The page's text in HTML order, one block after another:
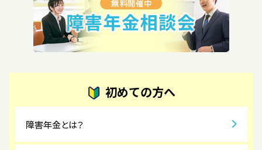
初めての方へ
障害年金とは？